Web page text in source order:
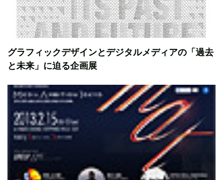
グラフィックデザインとデジタルメディアの「過去
と未来」に迫る企画展